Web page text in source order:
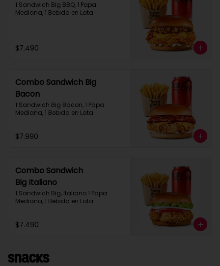
1 Sandwich Big BBQ, 1 Papa
Mediana, 1 Bebida en Lata
$7.490
Combo Sandwich Big
Bacon
1 Sandwich Big Bacon, 1 Papa
Mediana, 1 Bebida en Lata
$7.990
Combo Sandwich
Big Italiano
1 Sandwich Big, Italiano 1 Papa
Mediana, 1 Bebida en Lata
$7.490
Snacks